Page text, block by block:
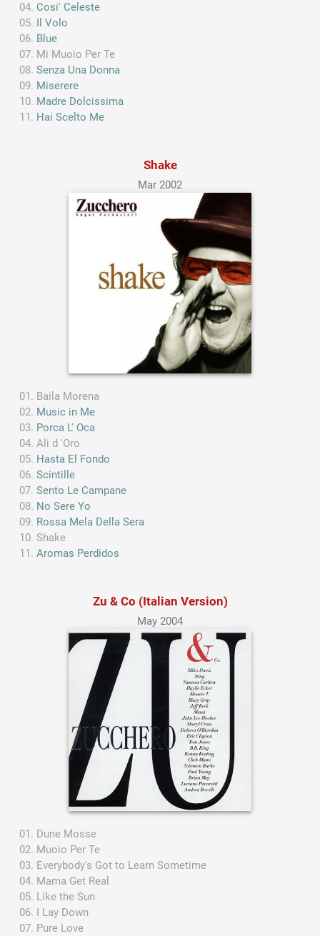
Cosi' Celeste
Il Volo
Blue
Mi Muoio Per Te
Senza Una Donna
Miserere
Madre Dolcissima
Hai Scelto Me
Shake
Mar 2002
Baila Morena
Music in Me
Porca L' Oca
Ali d 'Oro
Hasta El Fondo
Scintille
Sento Le Campane
No Sere Yo
Rossa Mela Della Sera
Shake
Aromas Perdidos
Zu & Co (Italian Version)
May 2004
Dune Mosse
Muoio Per Te
Everybody's Got to Learn Sometime
Mama Get Real
Like the Sun
I Lay Down
Pure Love